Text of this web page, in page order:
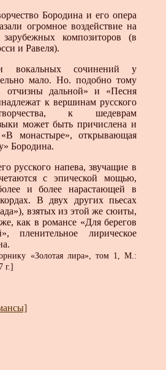
Бородина и его опера
огромное воздействие на
композиторов (в
и Равеля).
вокальных сочинений у
мало. Но. подобно тому
отчизны дальной» и «Песня
к вершинам русского
к шедеврам
может быть причислена и
монастыре», открывающая
Бородина.
русского напева, звучащие в
с эпической мощью,
и более нарастающей в
В двух других пьесах
взятых из этой же сюиты,
же, как в романсе «Для берегов
пленительное лирическое
«Золотая лира», том 1, М.:
г.]